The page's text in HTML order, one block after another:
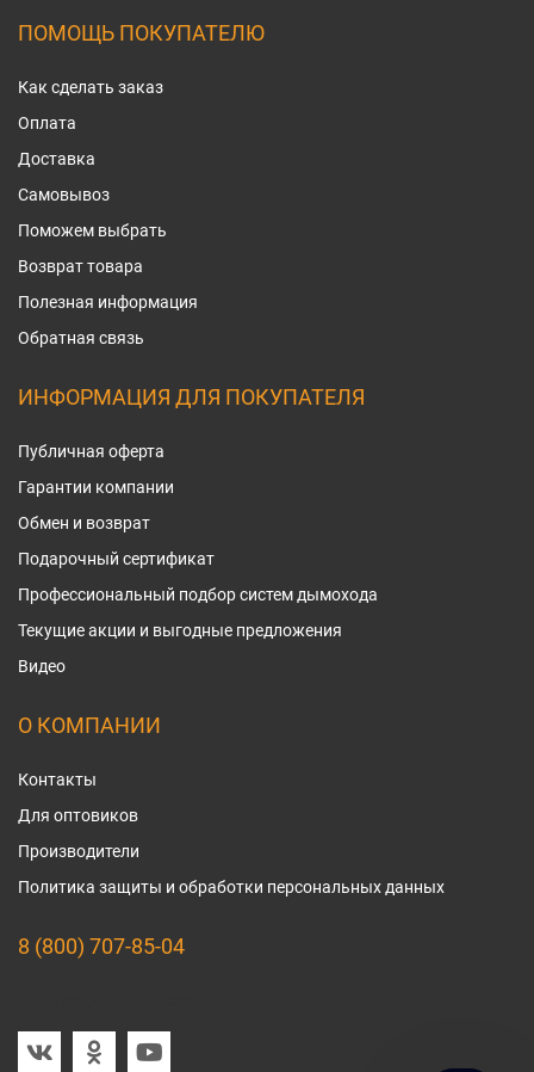
ПОМОЩЬ ПОКУПАТЕЛЮ
Как сделать заказ
Оплата
Доставка
Самовывоз
Поможем выбрать
Возврат товара
Полезная информация
Обратная связь
ИНФОРМАЦИЯ ДЛЯ ПОКУПАТЕЛЯ
Публичная оферта
Гарантии компании
Обмен и возврат
Подарочный сертификат
Профессиональный подбор систем дымохода
Текущие акции и выгодные предложения
Видео
О КОМПАНИИ
Контакты
Для оптовиков
Производители
Политика защиты и обработки персональных данных
8 (800) 707-85-04